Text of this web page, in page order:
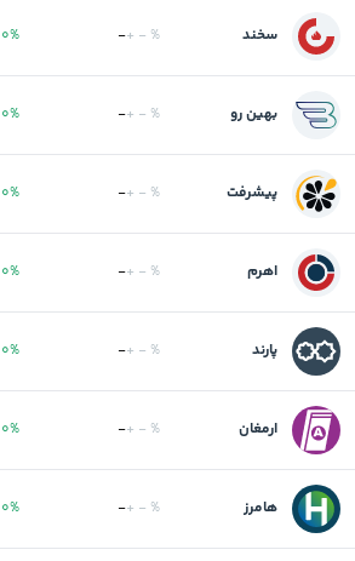
سخند -+ - %
0%
بهین رو -+ - %
0%
پیشرفت -+ - %
0%
اهرم -+ - %
0%
پارند -+ - %
0%
ارمغان -+ - %
0%
هامرز -+ - %
0%